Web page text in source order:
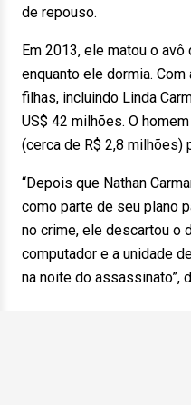
de repouso.
Em 2013, ele matou o
enquanto ele dormia.
filhas, incluindo Linda
US$ 42 milhões. O
(cerca de R$ 2,8 milhões)
“Depois que Nathan
como parte de seu plano
no crime, ele descartou o
computador e a unidade
na noite do assassinato”,